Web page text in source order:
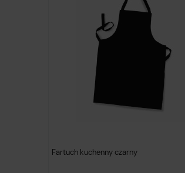
Fartuch kuchenny czarny